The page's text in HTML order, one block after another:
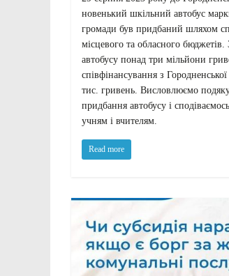
новенький шкільний автобус
громади був придбаний шляхом
місцевого та обласного бюджетів.
автобусу понад три мільйони
співфінансування з
тис. гривень. Висловлюємо
придбання автобусу і
учням і вчителям.
Read more